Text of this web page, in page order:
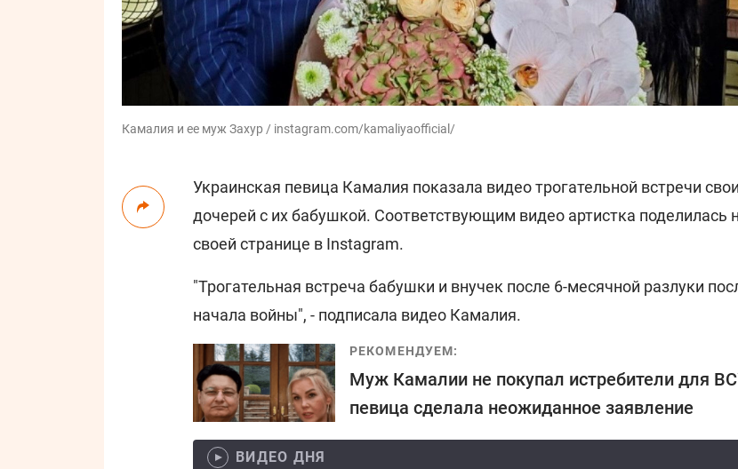
Камалия и ее муж Захур / instagram.com/kamaliyaofficial/
Украинская певица Камалия показала видео трогательной встречи
дочерей с их бабушкой. Соответствующим видео артистка поделилась
своей странице в Instagram.
"Трогательная встреча бабушки и внучек после 6-месячной разлуки
начала войны", - подписала видео Камалия.
РЕКОМЕНДУЕМ:
Муж Камалии не покупал истребители для
певица сделала неожиданное заявление
ВИДЕО ДНЯ